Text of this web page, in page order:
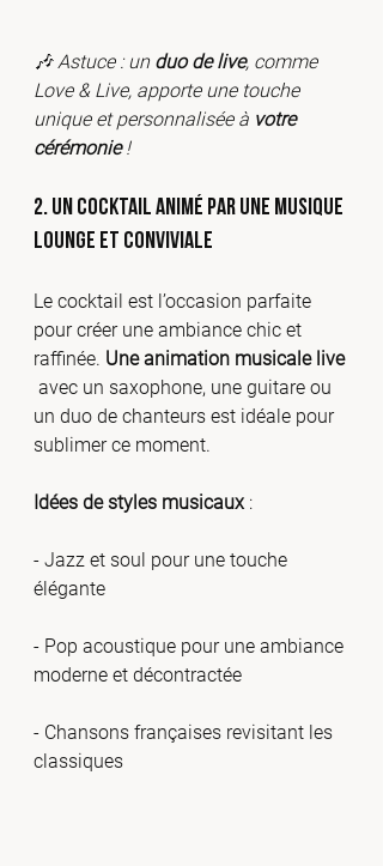
🎶 Astuce : un duo de live, comme
Love & Live, apporte une touche
unique et personnalisée à votre
cérémonie !
2. Un cocktail animé par une musique
lounge et conviviale
Le cocktail est l’occasion parfaite
pour créer une ambiance chic et
raffinée. Une animation musicale live
avec un saxophone, une guitare ou
un duo de chanteurs est idéale pour
sublimer ce moment.
Idées de styles musicaux :
- Jazz et soul pour une touche
élégante
- Pop acoustique pour une ambiance
moderne et décontractée
- Chansons françaises revisitant les
classiques